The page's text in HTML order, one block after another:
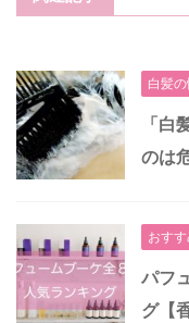
白髪
「白
のは
おす
パフ
グ【